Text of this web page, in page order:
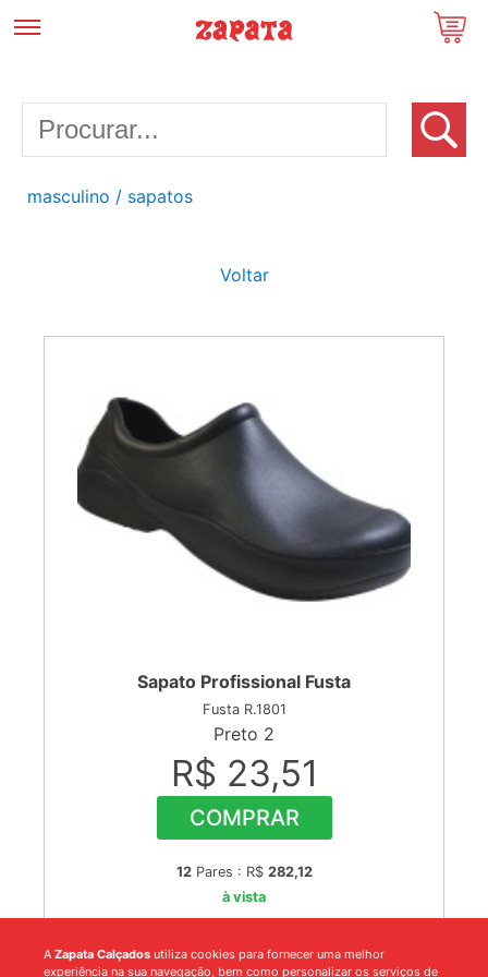
masculino / sapatos
Voltar
Sapato Profissional Fusta
Fusta R.1801
Preto 2
R$ 23,51
COMPRAR
12Pares : R$ 282,12
à vista
A Zapata Calçados utiliza cookies para fornecer uma melhor
experiência na sua navegação, bem como personalizar os serviços de